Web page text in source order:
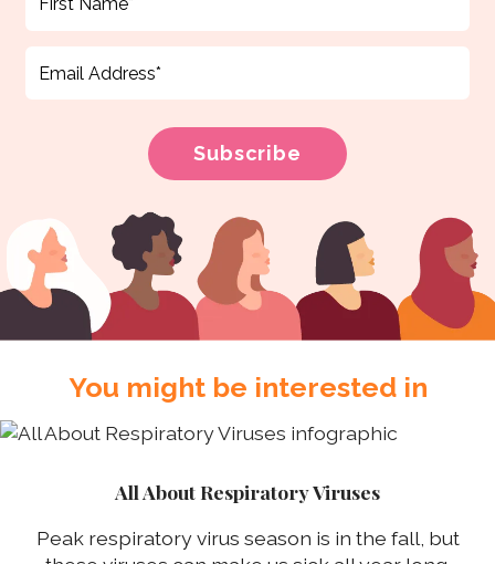
You might be interested in
All About Respiratory Viruses
Peak respiratory virus season is in the fall, but